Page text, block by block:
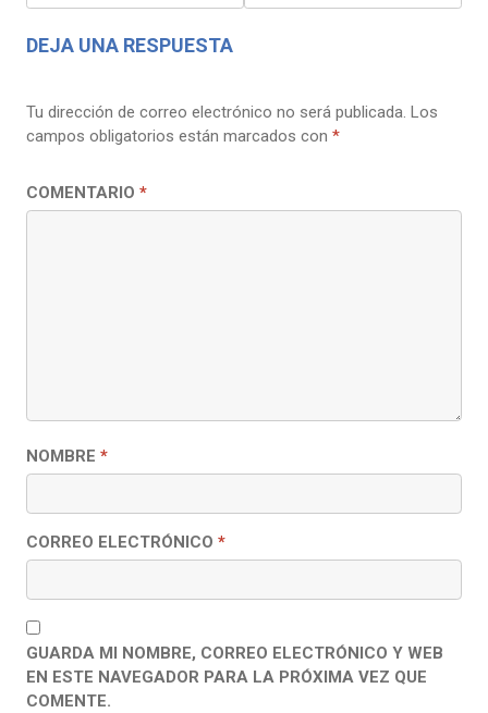
DEJA UNA RESPUESTA
Tu dirección de correo electrónico no será publicada. Los
campos obligatorios están marcados con *
COMENTARIO *
NOMBRE *
CORREO ELECTRÓNICO *
GUARDA MI NOMBRE, CORREO ELECTRÓNICO Y WEB
EN ESTE NAVEGADOR PARA LA PRÓXIMA VEZ QUE
COMENTE.